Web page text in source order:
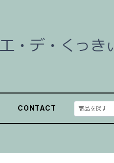
CONTACT